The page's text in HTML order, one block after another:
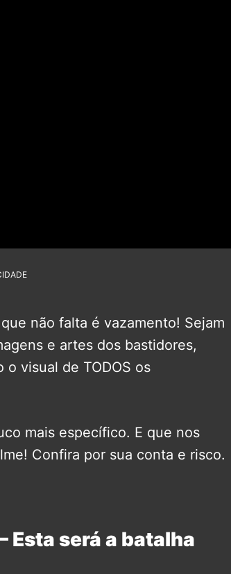
não falta é vazamento! Sejam
e artes dos bastidores,
visual de TODOS os
mais específico. E que nos
Confira por sua conta e risco.
Esta será a batalha